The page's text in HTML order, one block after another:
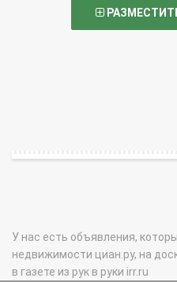
У нас есть объявления,
недвижимости циан.ру, на
в газете из рук в руки irr.ru